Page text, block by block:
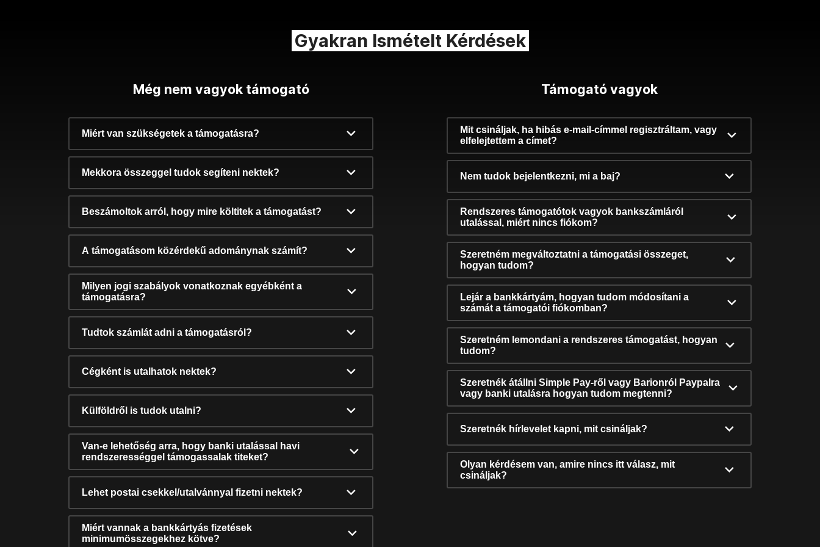
Gyakran Ismételt Kérdések
Még nem vagyok támogató
Miért van szükségetek a támogatásra?
Mekkora összeggel tudok segíteni nektek?
Beszámoltok arról, hogy mire költitek a támogatást?
A támogatásom közérdekű adománynak számít?
Milyen jogi szabályok vonatkoznak egyébként a
támogatásra?
Tudtok számlát adni a támogatásról?
Cégként is utalhatok nektek?
Külföldről is tudok utalni?
Van-e lehetőség arra, hogy banki utalással havi
rendszerességgel támogassalak titeket?
Lehet postai csekkel/utalvánnyal fizetni nektek?
Miért vannak a bankkártyás fizetések
minimumösszegekhez kötve?
Támogató vagyok
Mit csináljak, ha hibás e-mail-címmel regisztráltam, vagy
elfelejtettem a címet?
Nem tudok bejelentkezni, mi a baj?
Rendszeres támogatótok vagyok bankszámláról
utalással, miért nincs fiókom?
Szeretném megváltoztatni a támogatási összeget,
hogyan tudom?
Lejár a bankkártyám, hogyan tudom módosítani a
számát a támogatói fiókomban?
Szeretném lemondani a rendszeres támogatást, hogyan
tudom?
Szeretnék átállni Simple Pay-ről vagy Barionról Paypalra
vagy banki utalásra hogyan tudom megtenni?
Szeretnék hírlevelet kapni, mit csináljak?
Olyan kérdésem van, amire nincs itt válasz, mit
csináljak?